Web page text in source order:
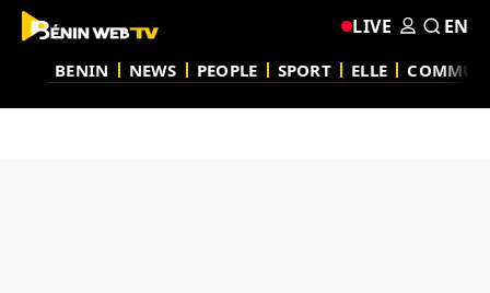
BENIN NEWS PEOPLE SPORT ELLE
LIVE EN